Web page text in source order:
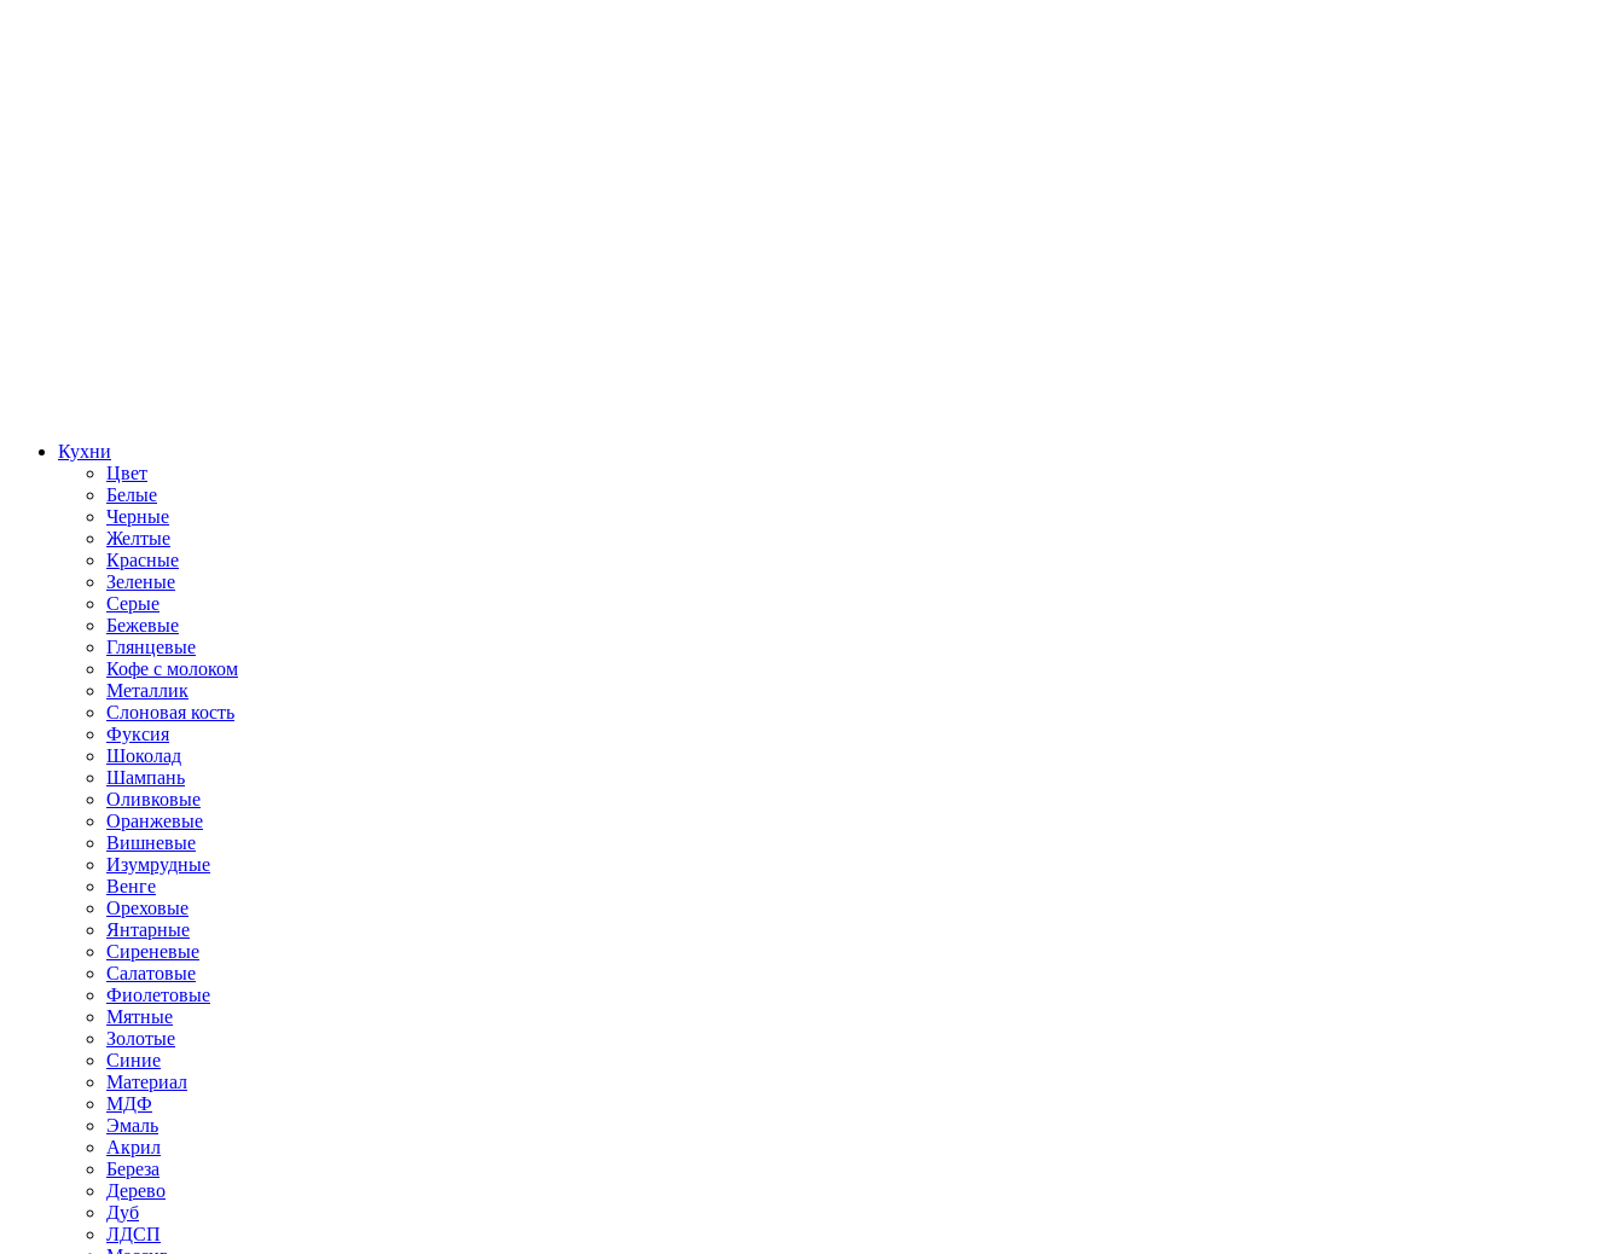
Кухни
Цвет
Белые
Черные
Желтые
Красные
Зеленые
Серые
Бежевые
Глянцевые
Кофе с молоком
Металлик
Слоновая кость
Фуксия
Шоколад
Шампань
Оливковые
Оранжевые
Вишневые
Изумрудные
Венге
Ореховые
Янтарные
Сиреневые
Салатовые
Фиолетовые
Мятные
Золотые
Синие
Материал
МДФ
Эмаль
Акрил
Береза
Дерево
Дуб
ЛДСП